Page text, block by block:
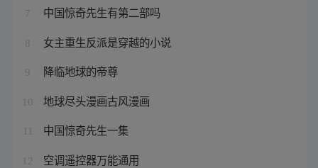
7 中国惊奇先生有第二部吗
8 女主重生反派是穿越的小说
9 降临地球的帝尊
10 地球尽头漫画古风漫画
中国惊奇先生一集
12 空调遥控器万能通用